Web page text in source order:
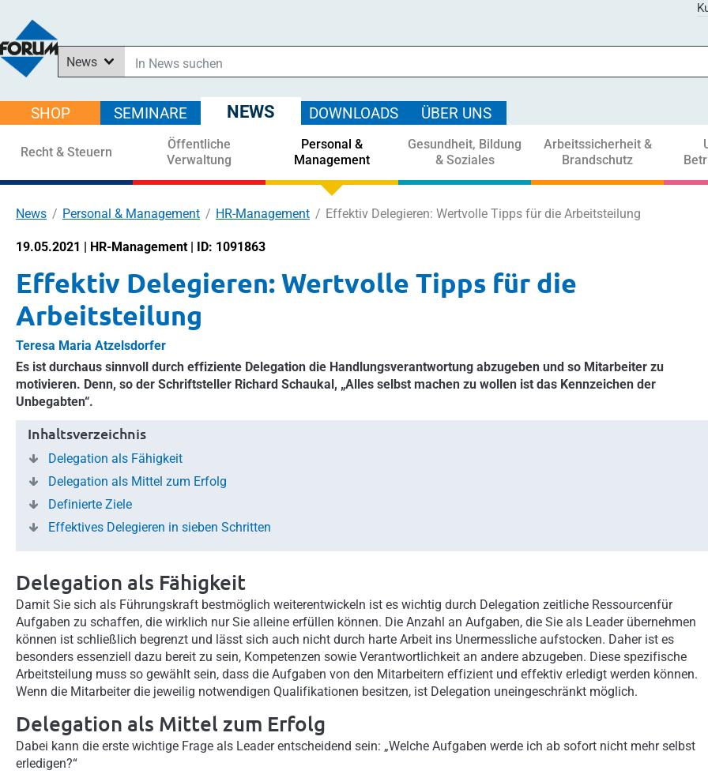
News
In Downloads suchen
Im Shop suchen
In Seminaren suchen
SHOP SEMINARE NEWS DOWNLOADS ÜBER UNS
Recht & Steuern
Öffentliche
Verwaltung
Personal &
Management
Gesundheit, Bildung
& Soziales
Arbeitssicherheit &
Brandschutz
News Personal & Management HR-Management Effektiv Delegieren: Wertvolle Tipps für die Arbeitsteilung
19.05.2021 | HR-Management | ID: 1091863
Effektiv Delegieren: Wertvolle Tipps für die
Arbeitsteilung
Teresa Maria Atzelsdorfer
Es ist durchaus sinnvoll durch effiziente Delegation die Handlungsverantwortung abzugeben und so Mitarbeiter zu
motivieren. Denn, so der Schriftsteller Richard Schaukal, „Alles selbst machen zu wollen ist das Kennzeichen der
Unbegabten“.
Inhaltsverzeichnis
Delegation als Fähigkeit
Delegation als Mittel zum Erfolg
Definierte Ziele
Effektives Delegieren in sieben Schritten
Delegation als Fähigkeit
Damit Sie sich als Führungskraft bestmöglich weiterentwickeln ist es wichtig durch Delegation zeitliche Ressourcenfür
Aufgaben zu schaffen, die wirklich nur Sie alleine erfüllen können. Die Anzahl an Aufgaben, die Sie als Leader übernehmen
können ist schließlich begrenzt und lässt sich auch nicht durch harte Arbeit ins Unermessliche aufstocken. Daher ist es
besonders essenziell dazu bereit zu sein, Kompetenzen sowie Verantwortlichkeit an andere abzugeben. Diese spezifische
Arbeitsteilung muss so gewählt sein, dass die Aufgaben von den Mitarbeitern effizient und effektiv erledigt werden können.
Wenn die Mitarbeiter die jeweilig notwendigen Qualifikationen besitzen, ist Delegation uneingeschränkt möglich.
Delegation als Mittel zum Erfolg
Dabei kann die erste wichtige Frage als Leader entscheidend sein: „Welche Aufgaben werde ich ab sofort nicht mehr selbst
erledigen?“